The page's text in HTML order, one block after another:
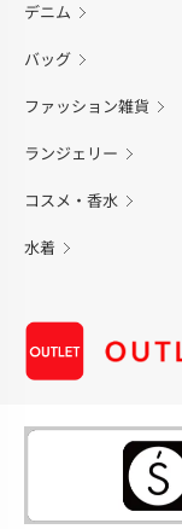
デニム
バッグ
ファッション雑貨
ランジェリー
コスメ・香水
水着